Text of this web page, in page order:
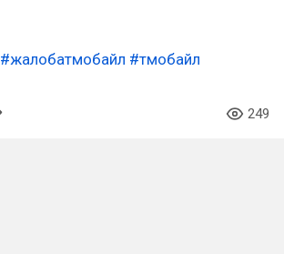
#жалобатмобайл #тмобайл
249